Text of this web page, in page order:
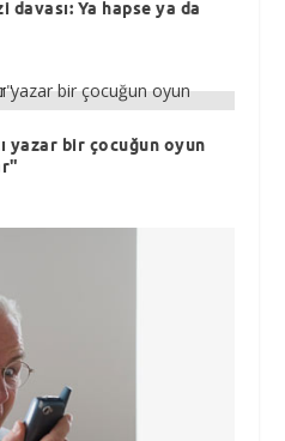
davası: Ya hapse ya da
yazar bir çocuğun oyun